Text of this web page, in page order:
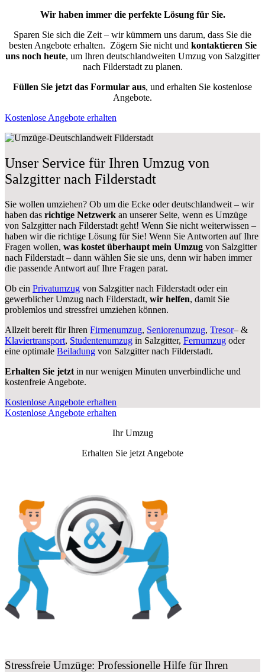
Wir haben immer die perfekte Lösung für Sie.
Sparen Sie sich die Zeit – wir kümmern uns darum, dass Sie die
besten Angebote erhalten. Zögern Sie nicht und kontaktieren Sie
uns noch heute, um Ihren deutschlandweiten Umzug von Salzgitter
nach Filderstadt zu planen.
Füllen Sie jetzt das Formular aus, und erhalten Sie kostenlose
Angebote.
Kostenlose Angebote erhalten
Unser Service für Ihren Umzug von
Salzgitter nach Filderstadt
Sie wollen umziehen? Ob um die Ecke oder deutschlandweit – wir
haben das richtige Netzwerk an unserer Seite, wenn es Umzüge
von Salzgitter nach Filderstadt geht! Wenn Sie nicht weiterwissen –
haben wir die richtige Lösung für Sie! Wenn Sie Antworten auf Ihre
Fragen wollen, was kostet überhaupt mein Umzug von Salzgitter
nach Filderstadt – dann wählen Sie sie uns, denn wir haben immer
die passende Antwort auf Ihre Fragen parat.
Ob ein Privatumzug von Salzgitter nach Filderstadt oder ein
gewerblicher Umzug nach Filderstadt, wir helfen, damit Sie
problemlos und stressfrei umziehen können.
Allzeit bereit für Ihren Firmenumzug, Seniorenumzug, Tresor– &
Klaviertransport, Studentenumzug in Salzgitter, Fernumzug oder
eine optimale Beiladung von Salzgitter nach Filderstadt.
Erhalten Sie jetzt in nur wenigen Minuten unverbindliche und
kostenfreie Angebote.
Kostenlose Angebote erhalten
Kostenlose Angebote erhalten
Ihr Umzug
Erhalten Sie jetzt Angebote
Stressfreie Umzüge: Professionelle Hilfe für Ihren